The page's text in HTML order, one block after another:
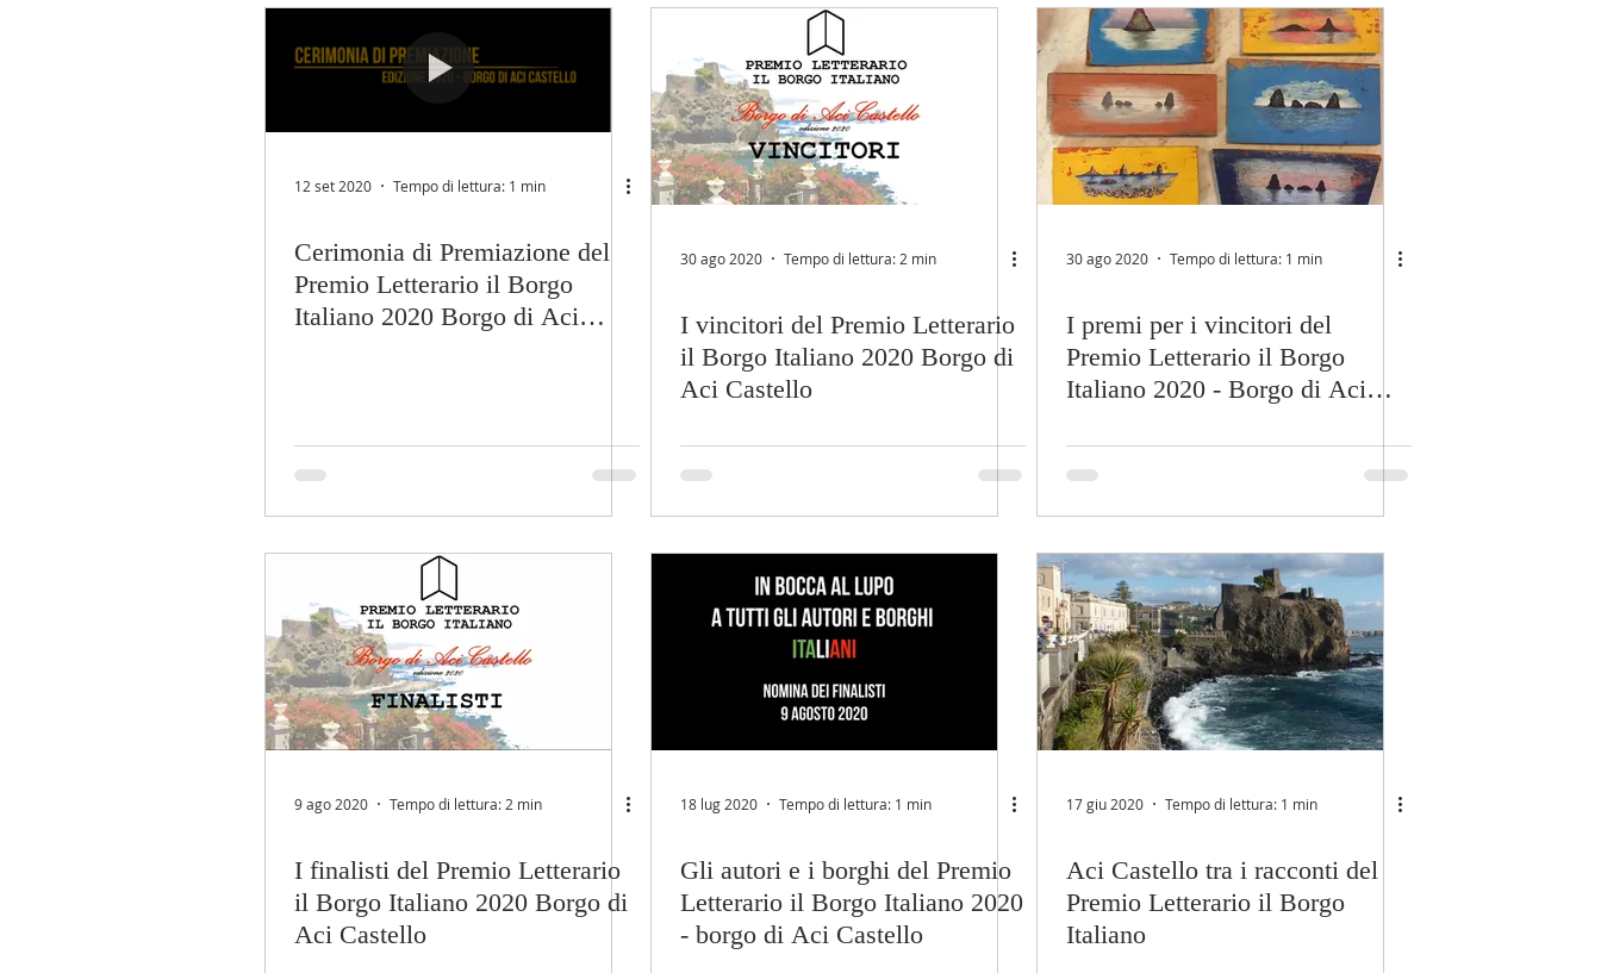
12 set 2020 Tempo di lettura: 1 min
Cerimonia di Premiazione del
Premio Letterario il Borgo
Italiano 2020 Borgo di Aci
30 ago 2020 Tempo di lettura: 2 min
I vincitori del Premio Letterario
il Borgo Italiano 2020 Borgo di
Aci Castello
30 ago 2020 Tempo di lettura: 1 min
I premi per i vincitori del
Premio Letterario il Borgo
Italiano 2020 - Borgo di Aci
9 ago 2020 Tempo di lettura: 2 min
I finalisti del Premio Letterario
il Borgo Italiano 2020 Borgo di
Aci Castello
18 lug 2020 Tempo di lettura: 1 min
Gli autori e i borghi del Premio
Letterario il Borgo Italiano 2020
- borgo di Aci Castello
17 giu 2020 Tempo di lettura: 1 min
Aci Castello tra i racconti del
Premio Letterario il Borgo
Italiano